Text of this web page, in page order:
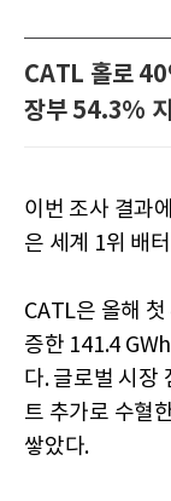
CATL 홀로
장부 54.3%
이번 조사 결과
은 세계 1위 배
CATL은 올해
증한 141.4
다. 글로벌 시장
트 추가로 수혈
쌓았다.